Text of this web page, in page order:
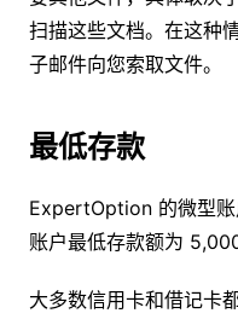
扫描这些文档。在这种
子邮件向您索取文件。
最低存款
ExpertOption 的微型
账户最低存款额为
大多数信用卡和借记卡